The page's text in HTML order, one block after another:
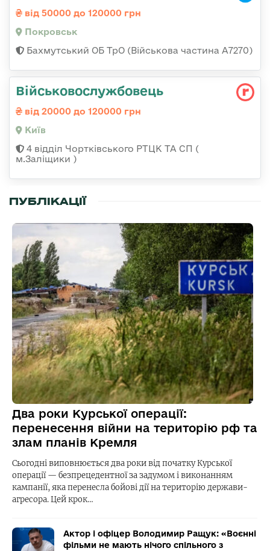
від 50000 до 120000 грн
Покровськ
Бахмутський ОБ ТрО (Військова частина А7270)
Військовослужбовець
від 20000 до 120000 грн
Київ
4 відділ Чортківського РТЦК ТА СП (
м.Заліщики )
ПУБЛІКАЦІЇ
Два роки Курської операції:
перенесення війни на територію рф та
злам планів Кремля
Сьогодні виповнюється два роки від початку Курської
операції — безпрецедентної за задумом і виконанням
кампанії, яка перенесла бойові дії на територію держави-
агресора. Цей крок…
Актор і офіцер Володимир Ращук: «Воєнні
фільми не мають нічого спільного з